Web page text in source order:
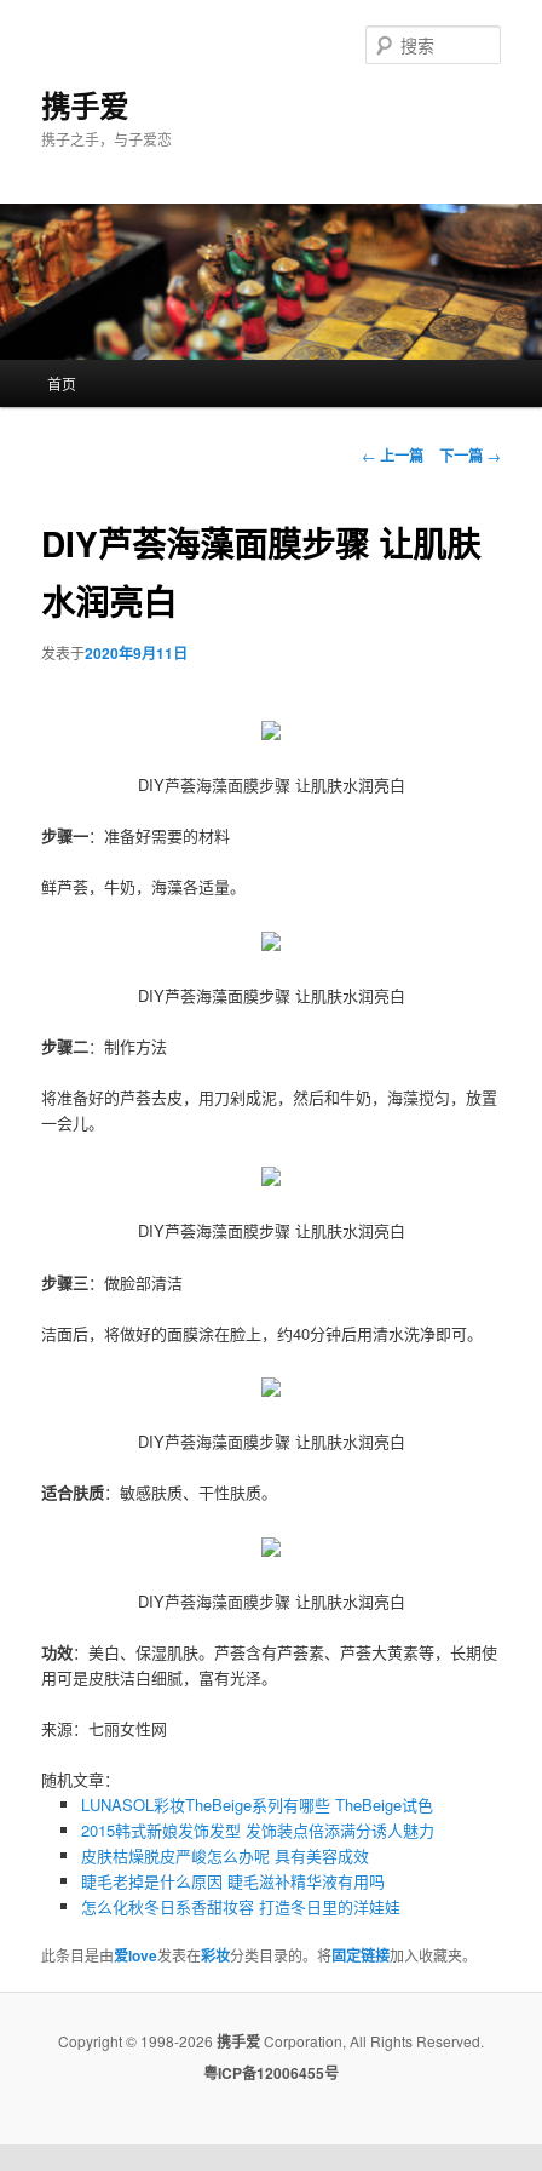
携手爱
携子之手，与子爱恋
索
首页
文
航
← 上一篇 下一篇 →
DIY芦荟海藻面膜步骤 让肌肤
水润亮白
发表于2020年9月11日
DIY芦荟海藻面膜步骤 让肌肤水润亮白
步骤一：准备好需要的材料
鲜芦荟，牛奶，海藻各适量。
DIY芦荟海藻面膜步骤 让肌肤水润亮白
步骤二：制作方法
将准备好的芦荟去皮，用刀剁成泥，然后和牛奶，海藻搅匀，放置
一会儿。
DIY芦荟海藻面膜步骤 让肌肤水润亮白
步骤三：做脸部清洁
洁面后，将做好的面膜涂在脸上，约40分钟后用清水洗净即可。
DIY芦荟海藻面膜步骤 让肌肤水润亮白
适合肤质：敏感肤质、干性肤质。
DIY芦荟海藻面膜步骤 让肌肤水润亮白
功效：美白、保湿肌肤。芦荟含有芦荟素、芦荟大黄素等，长期使
用可是皮肤洁白细腻，富有光泽。
来源：七丽女性网
随机文章：
LUNASOL彩妆TheBeige系列有哪些 TheBeige试色
2015韩式新娘发饰发型 发饰装点倍添满分诱人魅力
皮肤枯燥脱皮严峻怎么办呢 具有美容成效
睫毛老掉是什么原因​ 睫毛滋补精华液有用吗
怎么化秋冬日系香甜妆容 打造冬日里的洋娃娃
此条目是由爱love发表在彩妆分类目录的。将固定链接加入收藏夹。
Copyright © 1998-2026 携手爱Corporation, All Rights Reserved.
粤ICP备12006455号